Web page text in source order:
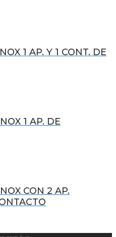
1 AP. Y 1 CONT. DE
1 AP. DE
CON 2 AP.